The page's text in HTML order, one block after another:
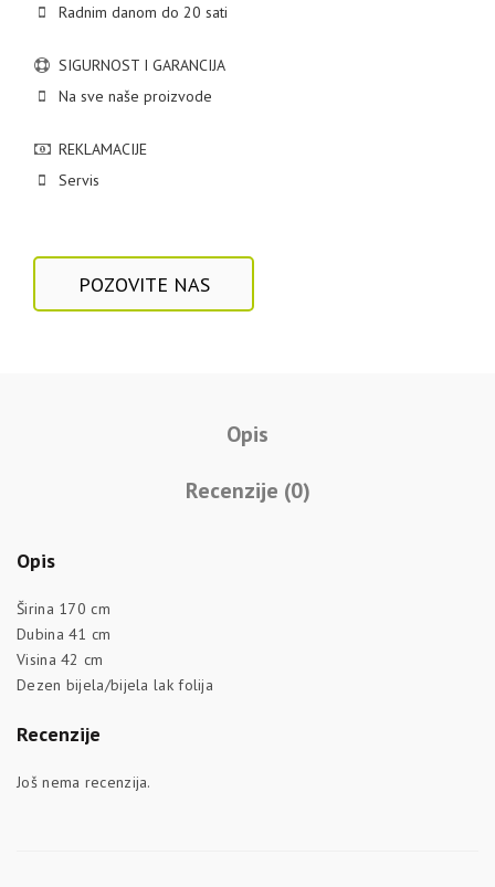
Radnim danom do 20 sati
SIGURNOST I GARANCIJA
Na sve naše proizvode
REKLAMACIJE
Servis
POZOVITE NAS
Opis
Recenzije (0)
Opis
Širina 170 cm
Dubina 41 cm
Visina 42 cm
Dezen bijela/bijela lak folija
Recenzije
Još nema recenzija.